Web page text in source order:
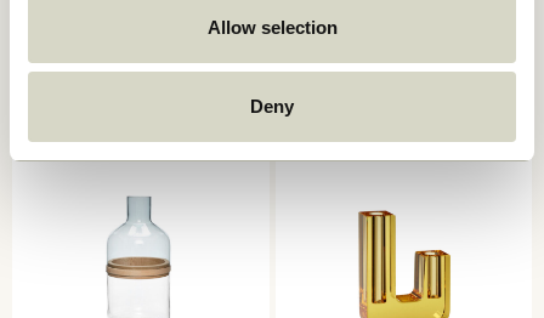
Allow selection
Deny
859,00kr.
(sæt af 2)
859,00kr.